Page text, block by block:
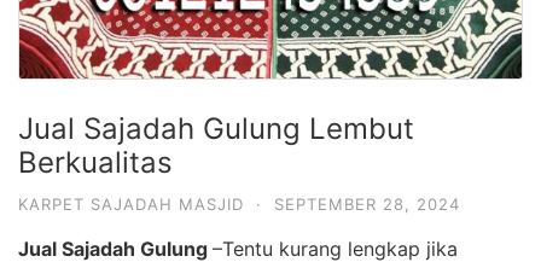
Jual Sajadah Gulung Lembut
Berkualitas
KARPET SAJADAH MASJID · SEPTEMBER 28, 2024
Jual Sajadah Gulung –Tentu kurang lengkap jika